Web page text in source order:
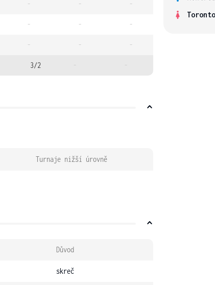
- - -
- - -
- - -
3/2 - -
Turnaje nižší úrovně
Důvod
skreč
Toronto